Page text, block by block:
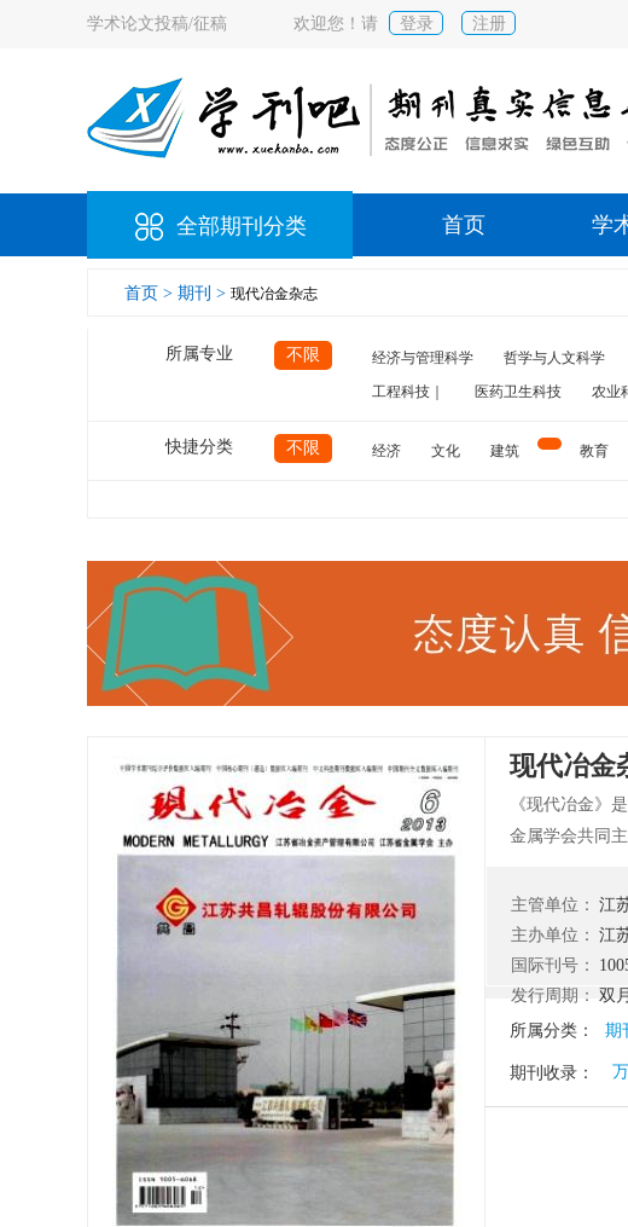
学术论文投稿/征稿 欢迎您！请 登录 注册
全部期刊分类 首页 学
首页 > 期刊 > 现代冶金杂志
所属专业 不限 经济与管理科学 哲学与人文科学
工程科技｜
医药卫生科技 农业
快捷分类 不限 经济 文化 建筑 教育
现代冶金
《现代冶金》
金属学会共同
至今已连续出
业内拥有广泛
新、推动行业
信息动态，竭
主管单位： 江
主办单位： 江
国际刊号：
发行周期： 双
所属分类：
期
期刊收录：